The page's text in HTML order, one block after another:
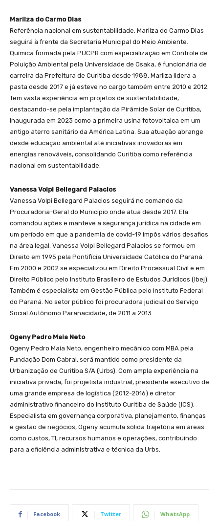
Marilza do Carmo Dias
Referência nacional em sustentabilidade, Marilza do Carmo Dias
seguirá à frente da Secretaria Municipal do Meio Ambiente.
Química formada pela PUCPR com especialização em Controle de
Poluição Ambiental pela Universidade de Osaka, é funcionária de
carreira da Prefeitura de Curitiba desde 1988. Marilza lidera a
pasta desde 2017 e já esteve no cargo também entre 2010 e 2012.
Tem vasta experiência em projetos de sustentabilidade,
destacando-se pela implantação da Pirâmide Solar de Curitiba,
inaugurada em 2023 como a primeira usina fotovoltaica em um
antigo aterro sanitário da América Latina. Sua atuação abrange
desde educação ambiental até iniciativas inovadoras em
energias renováveis, consolidando Curitiba como referência
nacional em sustentabilidade.
Vanessa Volpi Bellegard Palacios
Vanessa Volpi Bellegard Palacios seguirá no comando da
Procuradoria-Geral do Município onde atua desde 2017. Ela
comandou ações e manteve a segurança jurídica na cidade em
um período em que a pandemia de covid-19 impôs vários desafios
na área legal. Vanessa Volpi Bellegard Palacios se formou em
Direito em 1995 pela Pontifícia Universidade Católica do Paraná.
Em 2000 e 2002 se especializou em Direito Processual Civil e em
Direito Público pelo Instituto Brasileiro de Estudos Jurídicos (Ibej).
Também é especialista em Gestão Pública pelo Instituto Federal
do Paraná. No setor público foi procuradora judicial do Serviço
Social Autônomo Paranacidade, de 2011 a 2013.
Ogeny Pedro Maia Neto
Ogeny Pedro Maia Neto, engenheiro mecânico com MBA pela
Fundação Dom Cabral, será mantido como presidente da
Urbanização de Curitiba S/A (Urbs). Com ampla experiência na
iniciativa privada, foi projetista industrial, presidente executivo de
uma grande empresa de logística (2012-2016) e diretor
administrativo financeiro do Instituto Curitiba de Saúde (ICS).
Especialista em governança corporativa, planejamento, finanças
e gestão de negócios, Ogeny acumula sólida trajetória em áreas
como custos, TI, recursos humanos e operações, contribuindo
para a eficiência administrativa e técnica da Urbs.
Facebook Twitter WhatsApp